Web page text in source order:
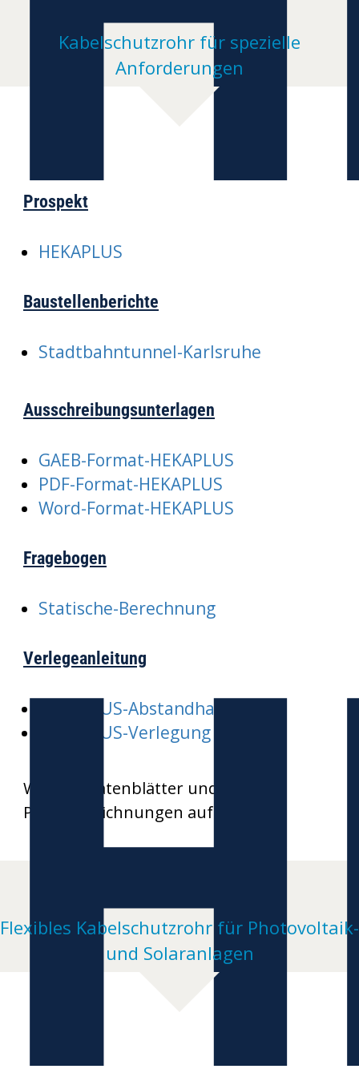
Kabelschutzrohr für spezielle
Anforderungen
Prospekt
HEKAPLUS
Baustellenberichte
Stadtbahntunnel-Karlsruhe
Ausschreibungsunterlagen
GAEB-Format-HEKAPLUS
PDF-Format-HEKAPLUS
Word-Format-HEKAPLUS
Fragebogen
Statische-Berechnung
Verlegeanleitung
HEKAPLUS-Abstandhalter
HEKAPLUS-Verlegung
Weitere Datenblätter und
Produktzeichnungen auf Anfrage
Flexibles Kabelschutzrohr für Photovoltaik-
und Solaranlagen